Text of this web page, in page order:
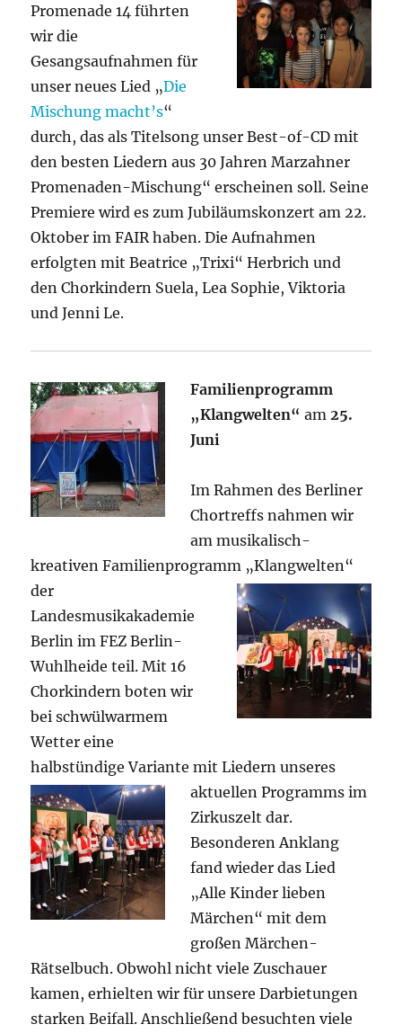
Promenade 14 führten
wir die
Gesangsaufnahmen für
unser neues Lied „Die
Mischung macht’s“
durch, das als Titelsong unser Best-of-CD mit
den besten Liedern aus 30 Jahren Marzahner
Promenaden-Mischung“ erscheinen soll. Seine
Premiere wird es zum Jubiläumskonzert am 22.
Oktober im FAIR haben. Die Aufnahmen
erfolgten mit Beatrice „Trixi“ Herbrich und
den Chorkindern Suela, Lea Sophie, Viktoria
und Jenni Le.
Familienprogramm
„Klangwelten“ am 25.
Juni
Im Rahmen des Berliner
Chortreffs nahmen wir
am musikalisch-
kreativen Familienprogramm „Klangwelten“
der
Landesmusikakademie
Berlin im FEZ Berlin-
Wuhlheide teil. Mit 16
Chorkindern boten wir
bei schwülwarmem
Wetter eine
halbstündige Variante mit Liedern unseres
aktuellenProgramms im
Zirkuszelt dar.
Besonderen Anklang
fand wieder das Lied
„Alle Kinder lieben
Märchen“ mit dem
großen Märchen-
Rätselbuch. Obwohl nicht viele Zuschauer
kamen, erhielten wir für unsere Darbietungen
starken Beifall. Anschließend besuchten viele